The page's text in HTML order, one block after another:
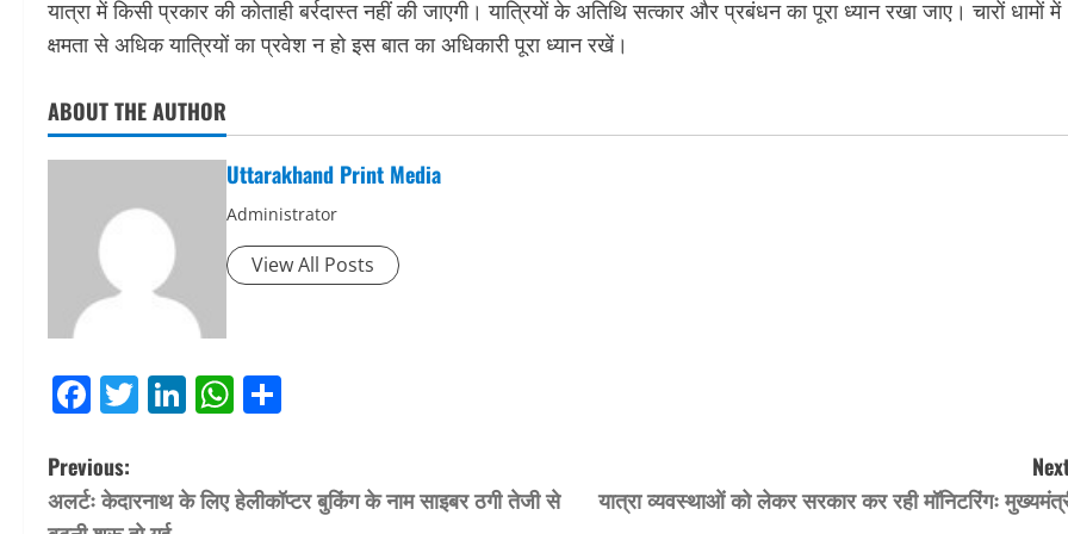
यात्रा में किसी प्रकार की कोताही बर्रदास्त नहीं की जाएगी। यात्रियों के अतिथि सत्कार और प्रबंधन का पूरा ध्यान रखा जाए। चारों धामों में
क्षमता से अधिक यात्रियों का प्रवेश न हो इस बात का अधिकारी पूरा ध्यान रखें।
ABOUT THE AUTHOR
Uttarakhand Print Media
Administrator
View All Posts
Facebook
Twitter
LinkedIn
WhatsApp
P
o
Previous:
अलर्टः केदारनाथ के लिए हेलीकॉप्टर बुकिंग के नाम साइबर ठगी तेजी से
यात्रा व्यवस्थाओं को लेकर सरकार कर रही मॉनिटरिंगः